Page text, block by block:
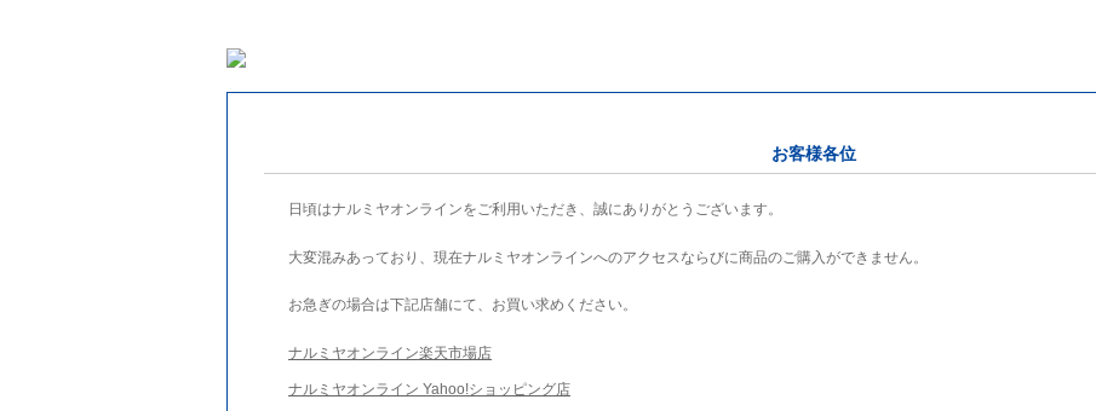
お客様各位
日頃はナルミヤオンラインをご利用いただき、誠にありがとうございます。
大変混みあっており、現在ナルミヤオンラインへのアクセスならびに商品のご購入ができません。
お急ぎの場合は下記店舗にて、お買い求めください。
ナルミヤオンライン楽天市場店
ナルミヤオンライン Yahoo!ショッピング店